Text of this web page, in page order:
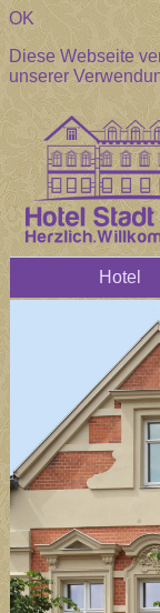
OK
Diese Webseite
unserer
Hotel